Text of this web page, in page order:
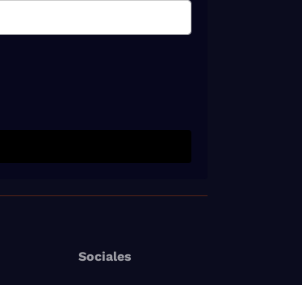
Sociales